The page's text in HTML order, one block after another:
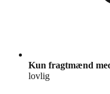
Kun fragtmænd
lovlig